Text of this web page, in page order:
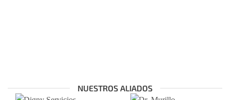
NUESTROS ALIADOS